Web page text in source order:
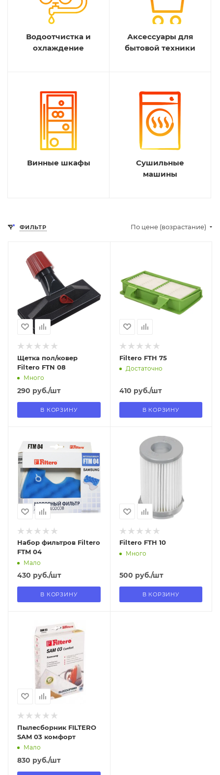
Водоотчистка и
охлаждение
Аксессуары для
бытовой техники
Винные шкафы
Сушильные
машины
ФИЛЬТР По цене (возрастание)
Отправим
18.08.2026
В наличии в пункте
самовывоза
Щетка пол/ковер
Filtero FTN 08
Много
290 руб./шт
В КОРЗИНУ
В наличии в пункте
самовывоза
Нет
Filtero FTH 75
Достаточно
410 руб./шт
В КОРЗИНУ
09.08.2026
В наличии в пункте
самовывоза
Да
Набор фильтров Filtero
FTM 04
Мало
430 руб./шт
В КОРЗИНУ
Отправим
18.08.2026
В наличии в пункте
Filtero FTH 10
Много
500 руб./шт
В КОРЗИНУ
09.08.2026
В наличии в пункте
самовывоза
Пылесборник FILTERO
SAM 03 комфорт
Мало
830 руб./шт